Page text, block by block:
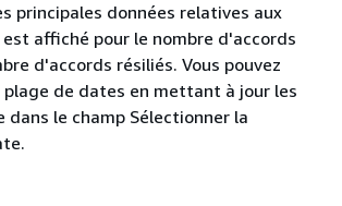
principales données relatives aux
est affiché pour le nombre d'accords
d'accords résiliés. Vous pouvez
de dates en mettant à jour les
le champ Sélectionner la